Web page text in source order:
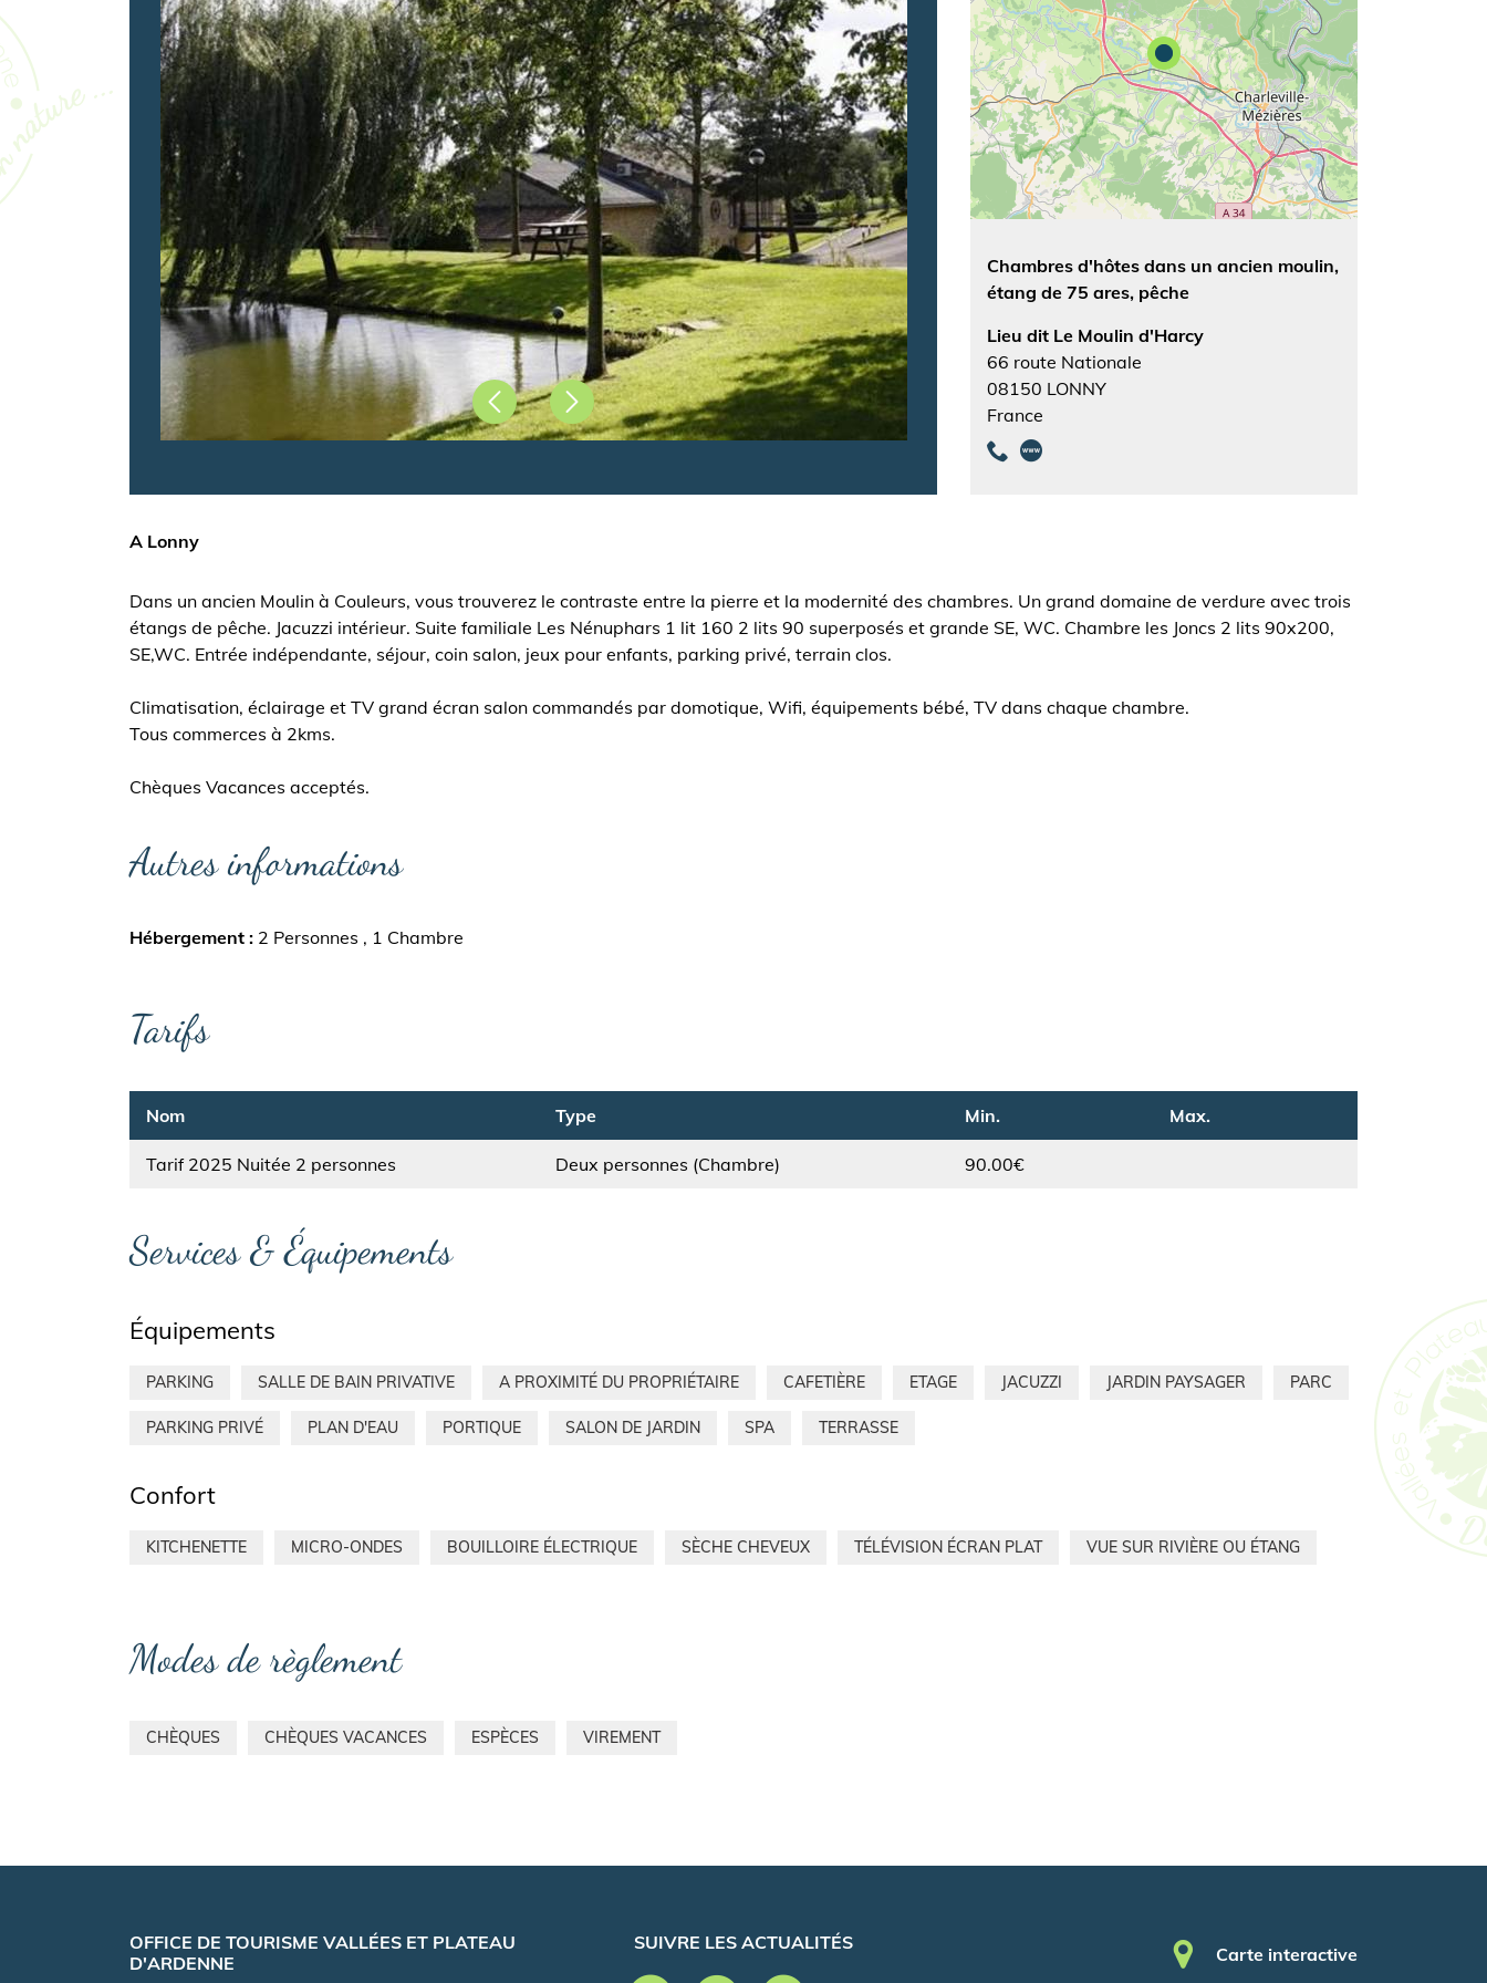
PrécédentSuivant
Chambres d'hôtes dans un ancien moulin,
étang de 75 ares, pêche
Lieu dit Le Moulin d'Harcy
66 route Nationale
08150 LONNY
France
A Lonny
Dans un ancien Moulin à Couleurs, vous trouverez le contraste entre la pierre et la modernité des chambres. Un grand domaine de verdure avec trois
étangs de pêche. Jacuzzi intérieur. Suite familiale Les Nénuphars 1 lit 160 2 lits 90 superposés et grande SE, WC. Chambre les Joncs 2 lits 90x200,
SE,WC. Entrée indépendante, séjour, coin salon, jeux pour enfants, parking privé, terrain clos.
Climatisation, éclairage et TV grand écran salon commandés par domotique, Wifi, équipements bébé, TV dans chaque chambre.
Tous commerces à 2kms.
Chèques Vacances acceptés.
Autres informations
Hébergement 2 Personnes 1 Chambre
Tarifs
Nom
Tarif 2025 Nuitée 2 personnes
Type
Deux personnes (Chambre)
Min.
90.00€
Max.
Services & Équipements
Équipements
PARKING SALLE DE BAIN PRIVATIVE A PROXIMITÉ DU PROPRIÉTAIRE CAFETIÈRE ETAGE JACUZZI JARDIN PAYSAGER PARC
PARKING PRIVÉ PLAN D'EAU PORTIQUE SALON DE JARDIN SPA TERRASSE
Confort
KITCHENETTE MICRO-ONDES BOUILLOIRE ÉLECTRIQUE SÈCHE CHEVEUX TÉLÉVISION ÉCRAN PLAT VUE SUR RIVIÈRE OU ÉTANG
Modes de règlement
CHÈQUES CHÈQUES VACANCES ESPÈCES VIREMENT
OFFICE DE TOURISME VALLÉES ET PLATEAU
D'ARDENNE
SUIVRE LES ACTUALITÉS Pied de page
Carte interactive